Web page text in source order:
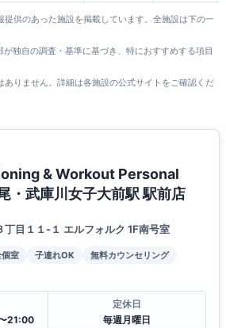
供のあった施設を掲載しています。全施設は下の一
独自の調査・基準に基づき、特におすすめする項目
りません。詳細は各施設の公式サイトをご確認くだ
& Workout Personal
・武庫川女子大前駅 駅前店
丁目１１-１ エルフォルク 1F南号室
室 子連れOK
無料カウンセリング
21:00
定休日
毎週月曜日